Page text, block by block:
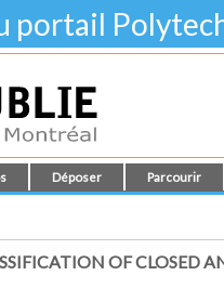
portail
Déposer Parcourir
OF CLOSED